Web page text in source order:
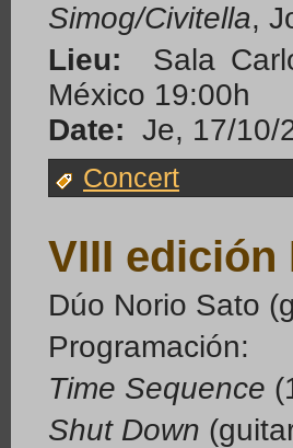
Simog/Civitella,
Lieu:
Sala
México 19:00h
Date: Je, 17/10/
Concert
VIII edición
Dúo Norio Sato
Programación:
Time Sequence
Shut Down